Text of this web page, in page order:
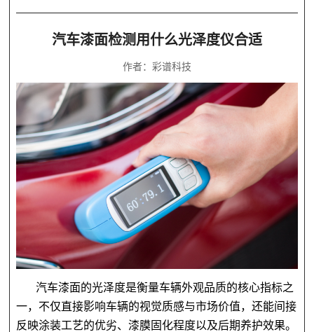
汽车漆面检测用什么光泽度仪合适
作者：彩谱科技
汽车漆面的光泽度是衡量车辆外观品质的核心指标之
一，不仅直接影响车辆的视觉质感与市场价值，还能间接
反映涂装工艺的优劣、漆膜固化程度以及后期养护效果。